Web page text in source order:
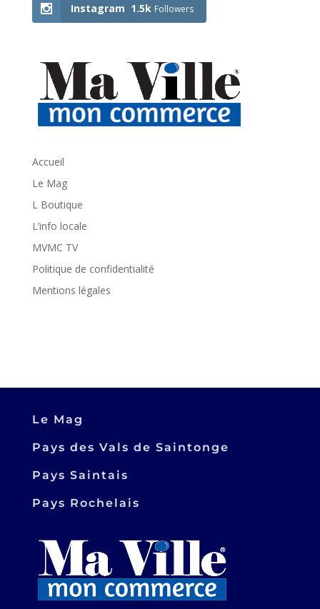
Instagram 1.5k Followers
Accueil
Le Mag
L Boutique
L’info locale
MVMC TV
Politique de confidentialité
Mentions légales
Le Mag
Pays des Vals de Saintonge
Pays Saintais
Pays Rochelais